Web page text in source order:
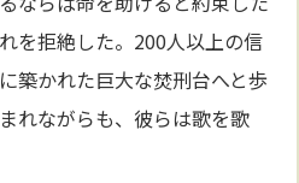
を拒絶した。200人以上の信
築かれた巨大な焚刑台へと歩
れながらも、彼らは歌を歌